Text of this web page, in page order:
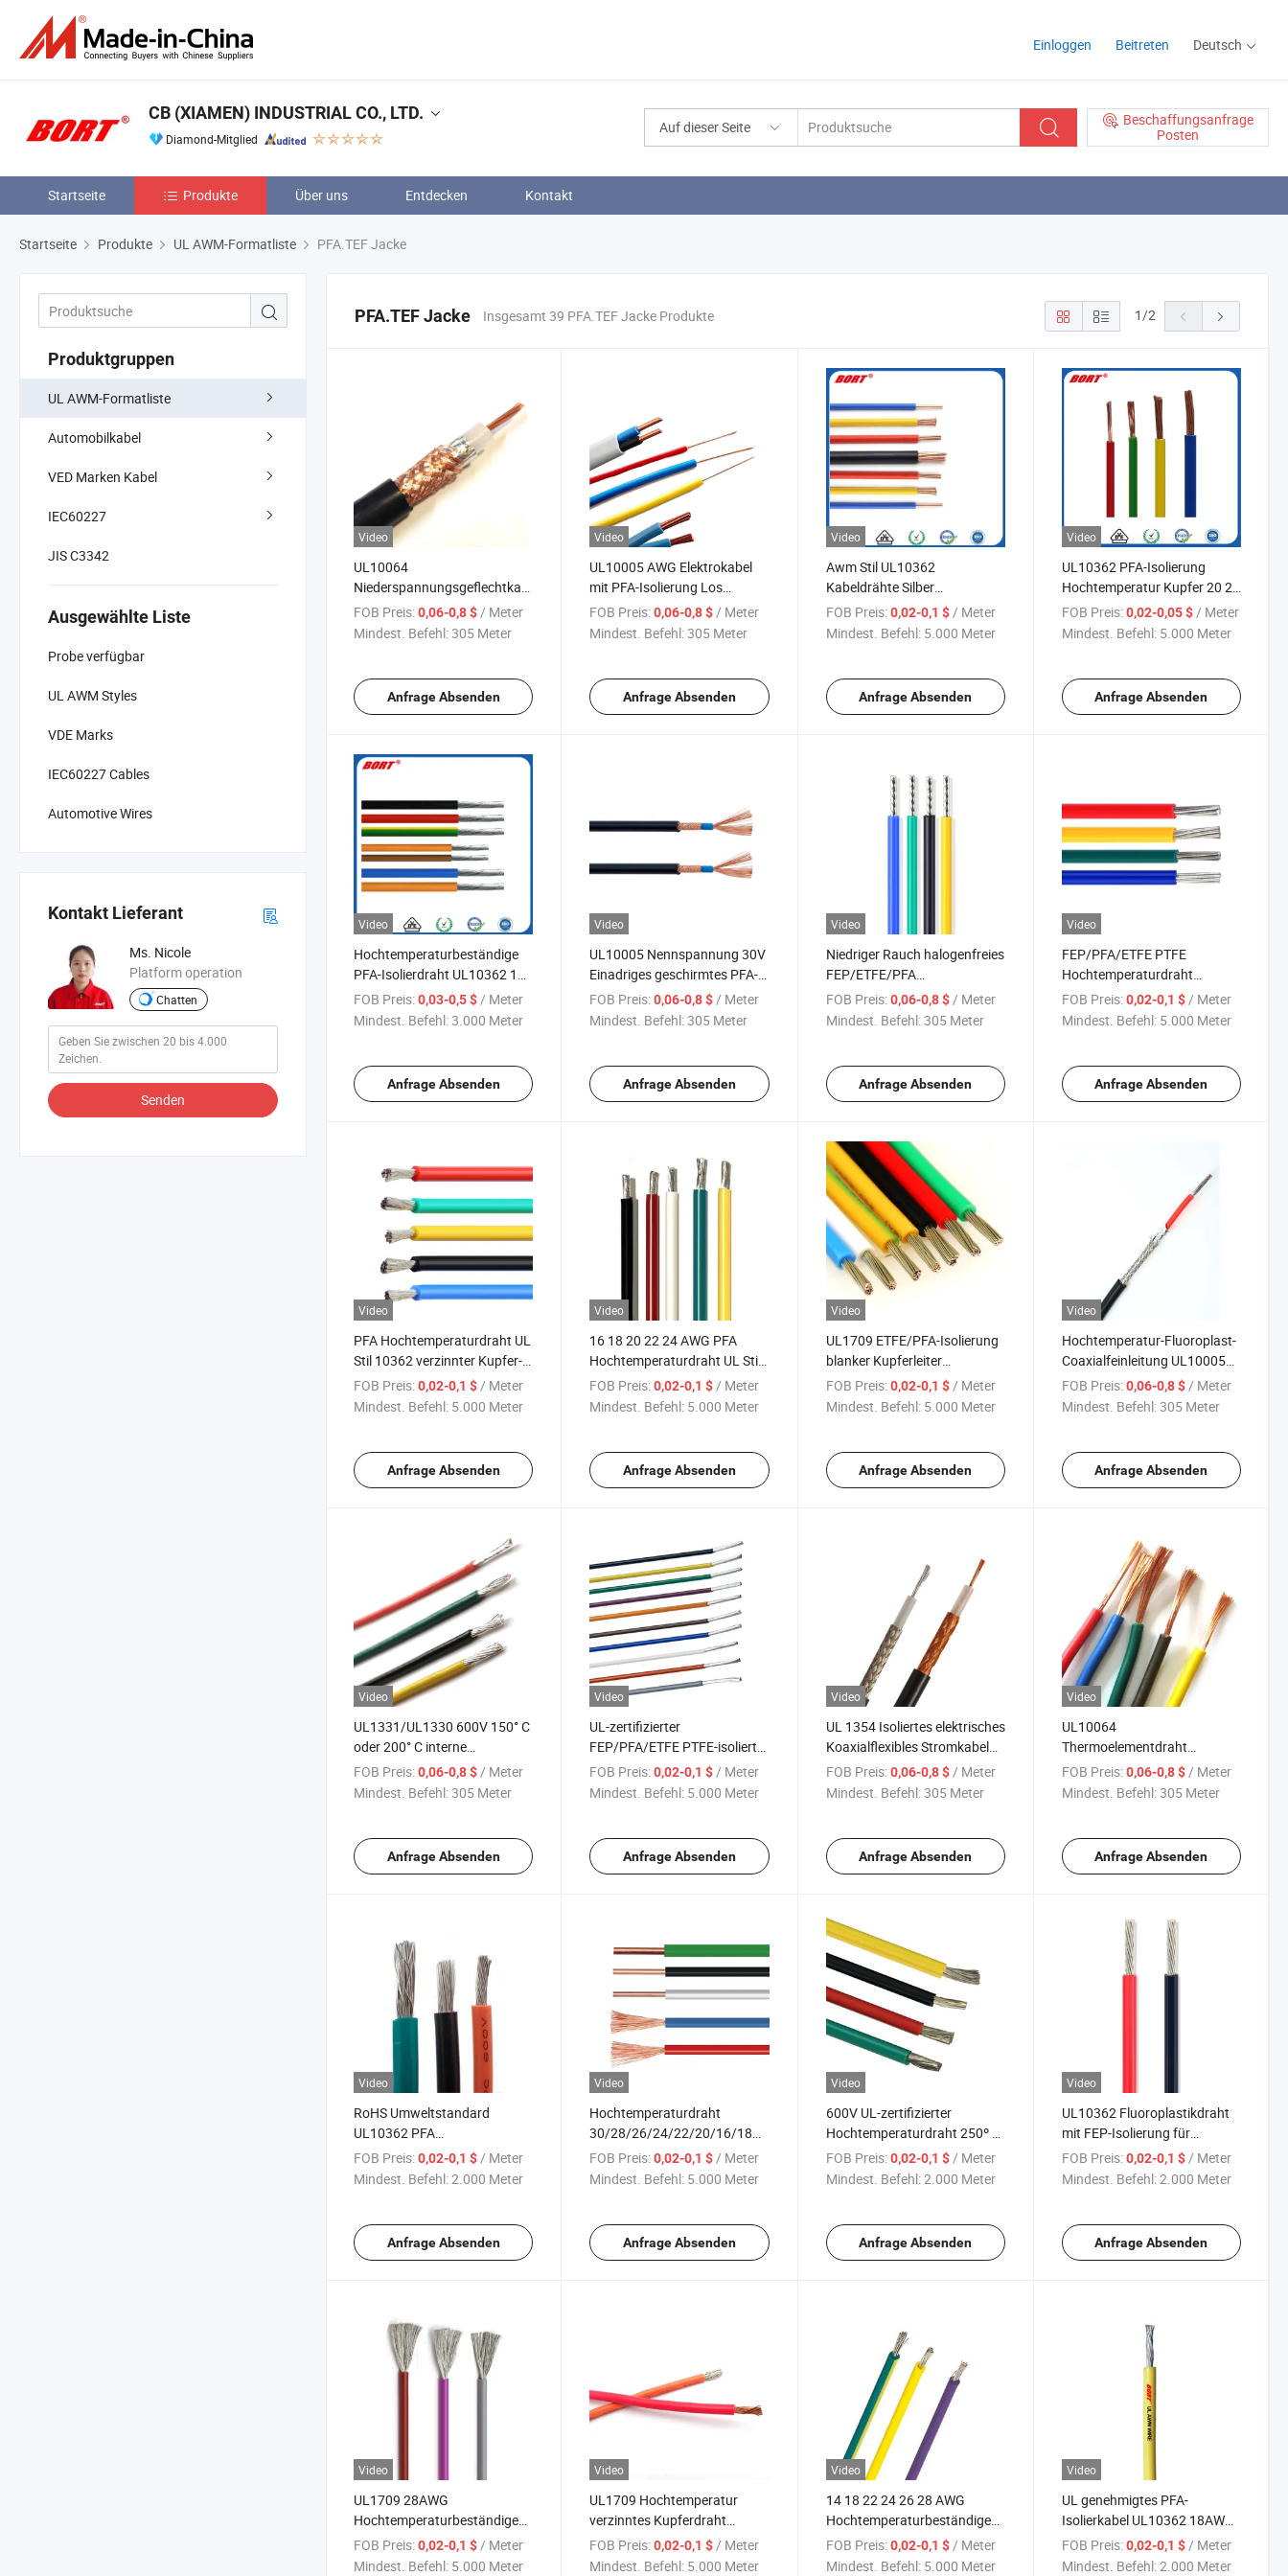
Einloggen Beitreten Deutsch
Auf dieser Seite
Beschaffungsanfrage
Posten
CB (XIAMEN) INDUSTRIAL CO., LTD.
Diamond-Mitglied
Startseite Produkte Über uns Entdecken Kontakt
Startseite Produkte UL AWM-Formatliste PFA.TEF Jacke
Produktgruppen
UL AWM-Formatliste
Automobilkabel
VED Marken Kabel
IEC60227
JIS C3342
Ausgewählte Liste
Probe verfügbar
UL AWM Styles
VDE Marks
IEC60227 Cables
Automotive Wires
Kontakt Lieferant
Ms. Nicole
Platform operation
Chatten
Senden
PFA.TEF Jacke Insgesamt 39 PFA.TEF Jacke Produkte 1/2
Video
UL10064
Niederspannungsgeflechtkabel
30V Litze Kupfer Einadriges
Mikro-Coaxialkabel
FOB Preis:0,06-0,8 $/ Meter
Mindest. Befehl:305 Meter
Anfrage Absenden
Video
UL10005 AWG Elektrokabel
mit PFA-Isolierung Los
Spannung Flexibles Kabel
FOB Preis: 0,06-0,8 $/ Meter
Mindest. Befehl:305 Meter
Anfrage Absenden
Video
Awm Stil UL10362
Kabeldrähte Silber
Kupferleiter PFA Isolierung
Wickeldraht
FOB Preis: 0,02-0,1 $/ Meter
Mindest. Befehl: 5.000 Meter
Anfrage Absenden
Video
UL10362 PFA-Isolierung
Hochtemperatur Kupfer 20 22
24 26 28AWG Einadriges
elektrisches Kabel Draht
FOB Preis: 0,02-0,05 $/ Meter
Mindest. Befehl: 5.000 Meter
Anfrage Absenden
Video
Hochtemperaturbeständige
PFA-Isolierdraht UL10362 10-
30 AWG verzinntes Silber
reines Kupfer elektrischer
FOB Preis:0,03-0,5 $ / Meter
Mindest. Befehl:3.000 Meter
Anfrage Absenden
Video
UL10005 Nennspannung 30V
Einadriges geschirmtes PFA-
Isolationskabel
FOB Preis: 0,06-0,8 $ / Meter
Mindest. Befehl:305 Meter
Anfrage Absenden
Video
Niedriger Rauch halogenfreies
FEP/ETFE/PFA
Elektronikdraht Kupfer
32AWG 30AWG 28AWG
FOB Preis: 0,06-0,8 $ / Meter
Mindest. Befehl:305 Meter
Anfrage Absenden
Video
FEP/PFA/ETFE PTFE
Hochtemperaturdraht
UL1709 Elektrischer flexibler
Draht PFA-beschichteter
Licht Industrie Strom
FOB Preis: 0,02-0,1 $ / Meter
Mindest. Befehl: 5.000 Meter
Anfrage Absenden
Video
PFA Hochtemperaturdraht UL
Stil 10362 verzinnter Kupfer-
Einzelader-Elektrokabel
FOB Preis:0,02-0,1 $ / Meter
Mindest. Befehl: 5.000 Meter
Anfrage Absenden
Video
16 18 20 22 24 AWG PFA
Hochtemperaturdraht UL Stil
10362 FEP/PFA/ETFE PTFE
Fluoroplastik Elektrokabel
FOB Preis: 0,02-0,1 $ / Meter
Mindest. Befehl: 5.000 Meter
Anfrage Absenden
Video
UL1709 ETFE/PFA-Isolierung
blanker Kupferleiter
Einadriges Kabel
hitzebeständig
FOB Preis: 0,02-0,1 $ / Meter
Mindest. Befehl: 5.000 Meter
Anfrage Absenden
Video
Hochtemperatur-Fluoroplast-
Coaxialfeinleitung UL10005
42AWG PFA elektrische
temperaturbeständige 200 º C
Koaxialkabel
FOB Preis: 0,06-0,8 $ / Meter
Mindest. Befehl:305 Meter
Anfrage Absenden
Video
UL1331/UL1330 600V 150° C
oder 200° C interne
Verkabelung fluoroplastisch
isolierter
feuerbeständiger FEP-
Elektrodräht
FOB Preis:0,06-0,8 $/ Meter
Mindest. Befehl:305 Meter
Anfrage Absenden
Video
UL-zertifizierter
FEP/PFA/ETFE PTFE-isolierter
silberbeschichteter
Kupferflexdraht aus
FOB Preis: 0,02-0,1 $ / Meter
Mindest. Befehl: 5.000 Meter
Anfrage Absenden
Video
UL 1354 Isoliertes elektrisches
Koaxialflexibles Stromkabel
verzinntes Kupferkabel
Kommunikations CCTV-
FOB Preis: 0,06-0,8 $/ Meter
Mindest. Befehl:305 Meter
Anfrage Absenden
Video
UL10064
Thermoelementdraht
26/28/30/32/34/36 AWG
FEP-isolierter
FOB Preis: 0,06-0,8 $/ Meter
Mindest. Befehl:305 Meter
Anfrage Absenden
Video
RoHS Umweltstandard
UL10362 PFA
Hochtemperatur-
Elektrokabeldraht
FOB Preis:0,02-0,1 $/ Meter
Mindest. Befehl:2.000 Meter
Anfrage Absenden
Video
Hochtemperaturdraht
30/28/26/24/22/20/16/18AWG
UL10362 Draht
hitzebeständig
FOB Preis: 0,02-0,1 $/ Meter
Mindest. Befehl: 5.000 Meter
Anfrage Absenden
Video
600V UL-zertifizierter
Hochtemperaturdraht 250º C
Awm UL 10362 PFA-Draht
FOB Preis: 0,02-0,1 $/ Meter
Mindest. Befehl:2.000 Meter
Anfrage Absenden
Video
UL10362 Fluoroplastikdraht
mit FEP-Isolierung für
Hochtemperaturanwendungen
FOB Preis: 0,02-0,1 $/ Meter
Mindest. Befehl:2.000 Meter
Anfrage Absenden
Video
UL1709 28AWG
Hochtemperaturbeständiges
PFA-isoliertes Kupferflexkabel
für die Automobil-Elektrik
FOB Preis:0,02-0,1 $ / Meter
Mindest. Befehl: 5.000 Meter
Video
UL1709 Hochtemperatur
verzinntes Kupferdraht
Einadrig PFA Elektrodraht
FOB Preis: 0,02-0,1 $ / Meter
Mindest. Befehl: 5.000 Meter
Video
14 18 22 24 26 28 AWG
Hochtemperaturbeständige
Heizkabel FEP PFA Flexible
elektrische Leitung UL10362
FOB Preis: 0,02-0,1 $ / Meter
Mindest. Befehl: 5.000 Meter
Video
UL genehmigtes PFA-
Isolierkabel UL10362 18AWG
20AWG 22AWG elektrisches
Kabel
FOB Preis: 0,02-0,1 $ / Meter
Mindest. Befehl:2.000 Meter